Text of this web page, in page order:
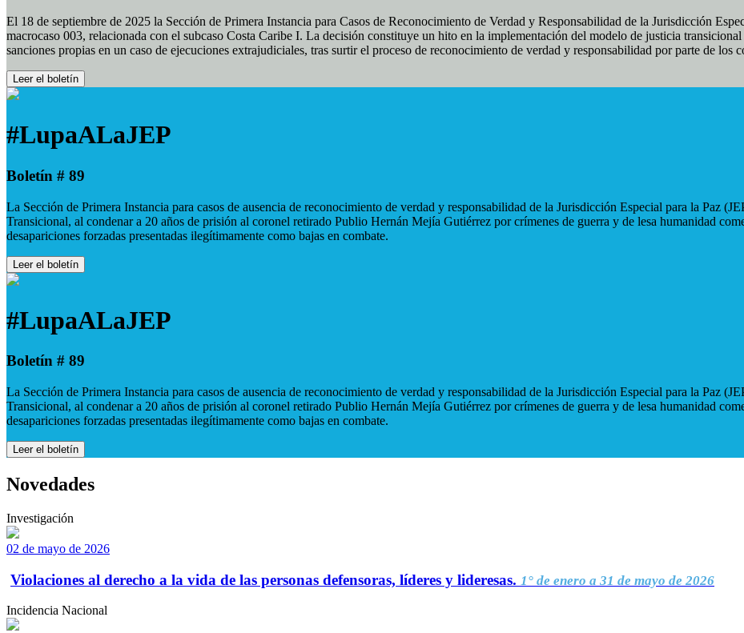
El 18 de septiembre de 2025 la Sección de Primera Instancia para Casos de Reconocimiento de Verdad y Responsabilidad de la Jurisdicción
macrocaso 003, relacionada con el subcaso Costa Caribe I. La decisión constituye un hito en la implementación del modelo de justicia
sanciones propias en un caso de ejecuciones extrajudiciales, tras surtir el proceso de reconocimiento de verdad y responsabilidad por parte de los
Leer el boletín
#LupaALaJEP
Boletín # 89
La Sección de Primera Instancia para casos de ausencia de reconocimiento de verdad y responsabilidad de la Jurisdicción Especial para la Paz
Transicional, al condenar a 20 años de prisión al coronel retirado Publio Hernán Mejía Gutiérrez por crímenes de guerra y de lesa humanidad
desapariciones forzadas presentadas ilegítimamente como bajas en combate.
Leer el boletín
#LupaALaJEP
Boletín # 89
La Sección de Primera Instancia para casos de ausencia de reconocimiento de verdad y responsabilidad de la Jurisdicción Especial para la Paz
Transicional, al condenar a 20 años de prisión al coronel retirado Publio Hernán Mejía Gutiérrez por crímenes de guerra y de lesa humanidad
desapariciones forzadas presentadas ilegítimamente como bajas en combate.
Leer el boletín
Novedades
Investigación
02 de mayo de 2026
Violaciones al derecho a la vida de las personas defensoras, líderes y lideresas. 1° de enero a 31 de mayo de 2026
Incidencia Nacional